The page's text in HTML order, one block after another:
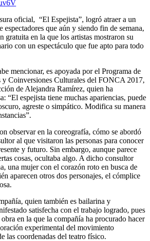
oficial, “El Espejista”, logró atraer a un
espectadores que aún y siendo fin de semana,
gratuita en la que los artistas mostraron su
con un espectáculo que fue apto para todo
mencionar, es apoyada por el Programa de
y Coinversiones Culturales del FONCA 2017,
de Alejandra Ramírez, quien ha
“El espejista tiene muchas apariencias, puede
agreste o simpático. Modifica su manera
observar en la coreografía, cómo se abordó
al que visitaron las personas para conocer
y futuro. Sin embargo, aunque parece
cosas, ocultaba algo. A dicho consultor
una mujer con el corazón roto en busca de
aparecen otros dos personajes, el cómplice
quien también es bailarina y
satisfecha con el trabajo logrado, pues
en la que la compañía ha procurado hacer
experimental del movimiento
las coordenadas del teatro físico.